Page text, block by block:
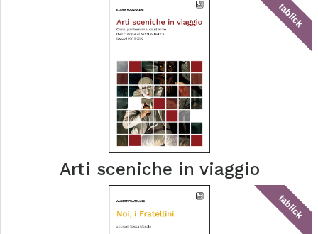
tablick
Arti sceniche in viaggio
tablick